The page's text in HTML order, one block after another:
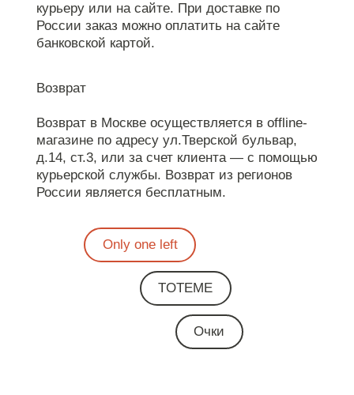
курьеру или на сайте. При доставке по
России заказ можно оплатить на сайте
банковской картой.
Возврат
Возврат в Москве осуществляется в offline-
магазине по адресу ул.Тверской бульвар,
д.14, ст.3, или за счет клиента — с помощью
курьерской службы. Возврат из регионов
России является бесплатным.
Only one left
TOTEME
Очки